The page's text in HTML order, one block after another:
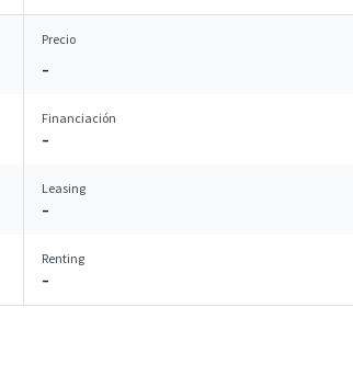
Precio
–
Financiación
–
Leasing
–
Renting
–